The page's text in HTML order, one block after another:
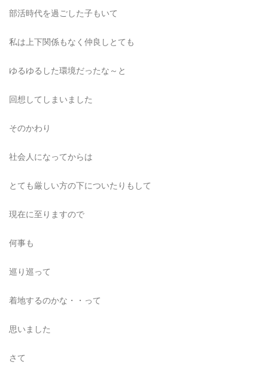
部活時代を過ごした子もいて
私は上下関係もなく仲良しとても
ゆるゆるした環境だったな～と
回想してしまいました
そのかわり
社会人になってからは
とても厳しい方の下についたりもして
現在に至りますので
何事も
巡り巡って
着地するのかな・・って
思いました
さて